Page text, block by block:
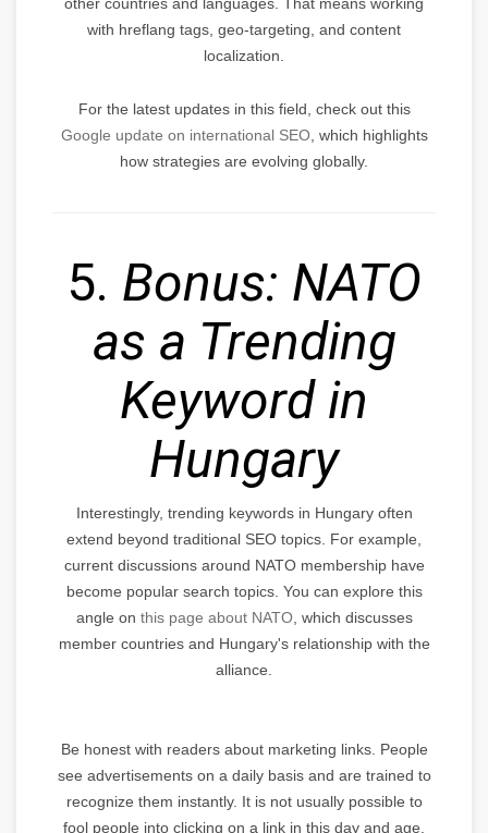
with hreflang tags, geo-targeting, and content
localization.
For the latest updates in this field, check out this
Google update on international SEO, which highlights
how strategies are evolving globally.
5. Bonus: NATO
as a Trending
Keyword in
Hungary
Interestingly, trending keywords in Hungary often
extend beyond traditional SEO topics. For example,
current discussions around NATO membership have
become popular search topics. You can explore this
angle on this page about NATO, which discusses
member countries and Hungary's relationship with the
alliance.
Be honest with readers about marketing links. People
see advertisements on a daily basis and are trained to
recognize them instantly. It is not usually possible to
fool people into clicking on a link in this day and age.